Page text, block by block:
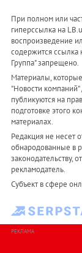
При полном или
гиперссылка на
воспроизведение
содержится ссылка
Группа" запрещено.
Материалы,
"Новости
публикуются на
подготовке этого
материалах.
Редакция не несет
обнародованные в
законодательству,
рекламодатель.
Субъект в сфере
РЕКЛАМА